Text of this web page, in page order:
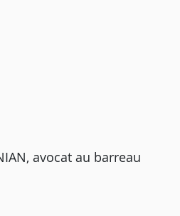
avocat au barreau